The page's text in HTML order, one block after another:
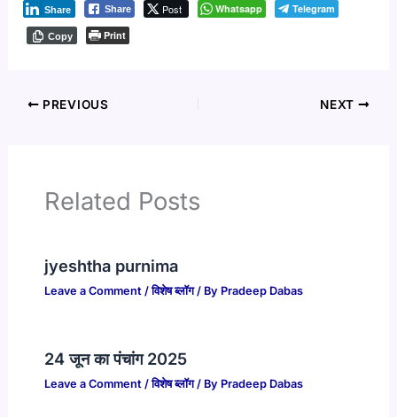
Share Post
Share Whatsapp Telegram
Copy Print
PREVIOUS NEXT
Related Posts
jyeshtha purnima
Leave a Comment /विशेष ब्लॉग/ By Pradeep Dabas
24 जून का पंचांग 2025
Leave a Comment /विशेष ब्लॉग/ By Pradeep Dabas